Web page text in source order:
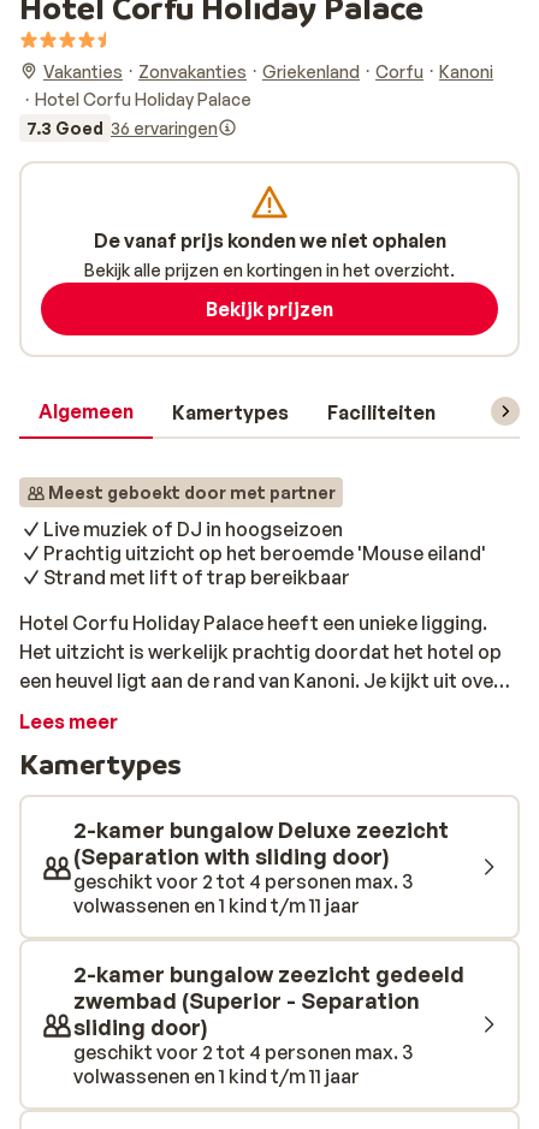
Vakanties Zonvakanties Griekenland Corfu
Kanoni
Hotel Corfu Holiday Palace
7.3 Goed 36 ervaringen
Algemeen Kamertypes Faciliteiten
Meest geboekt door met partner
Live muziek of DJ in hoogseizoen
Prachtig uitzicht op het beroemde 'Mouse eiland'
Strand met lift of trap bereikbaar
Hotel Corfu Holiday Palace heeft een unieke ligging.
Het uitzicht is werkelijk prachtig doordat het hotel op
een heuvel ligt aan de rand van Kanoni. Je kijkt uit over
de zee en de lagune; werkelijk een plaatje. Via een lift of
gecreëerd, waardoor de zee zeer langzaam afloopt.
Het hotel biedt tal van faciliteiten onder meer twee
zwembaden, een sauna of wat dacht je van een heerlijke
massage? In het hoogseizoen is er 's avonds dagelijks
live muziek of een DJ. Dit hotel is met name populair
vanwege de ruime, goed verzorgde kamers en de
uitstekende keuken. Een aanrader is een bezoek aan
Corfu-Stad met pittoreske straatjes, gezellige
terrasjes en interessante bezienswaardigheden. De
bus stopt voor het hotel en binnen 15 minuten sta je in
hartje centrum. Ook mag Mouse eiland niet ontbreken
op je to-do-list, dat praktisch om de hoek ligt. Voor
circa €3,- word je er binnen een paar minuten met een
Lees meer
Kamertypes
2-kamer bungalow Deluxe zeezicht
(Separation with sliding door)
geschikt voor 2 tot 4 personen max. 3
volwassenen en 1 kind t/m 11 jaar
2-kamer bungalow zeezicht gedeeld
zwembad (Superior - Separation
sliding door)
geschikt voor 2 tot 4 personen max. 3
volwassenen en 1 kind t/m 11 jaar
De vanaf prijs konden we niet ophalen
Bekijk alle prijzen en kortingen in het overzicht.
Bekijk prijzen